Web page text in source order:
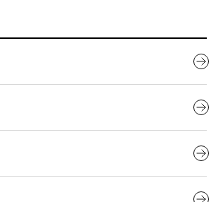
」認証を取得しました。
の「繊維製品の安全、安全の証」と
規格です。
工場に対する安全認証である「STeP
OEKO-TEX®」を取得している、ミ
いう 「STANDARD100 by OEKO-
細やトレーサビリティが確認できます